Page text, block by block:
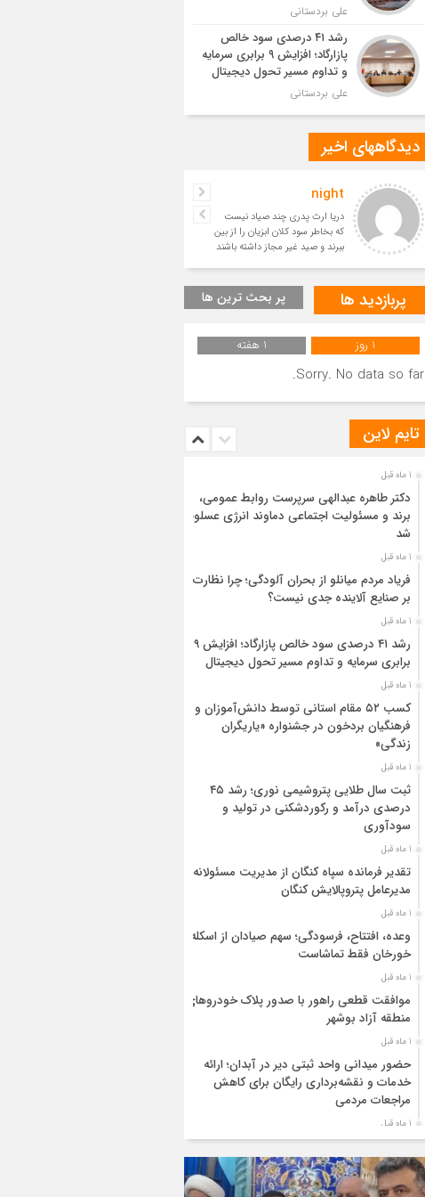
علی بردستانی
رشد ۴۱ درصدی سود خالص
پازارگاد؛ افزایش ۹ برابری سرمایه
و تداوم مسیر تحول دیجیتال
علی بردستانی
دیدگاههای اخیر
night
دریا ارث پدری چند صیاد نیست
که بخاطر سود کلان ابزیان را از بین
ببرند و صید غیر مجاز داشته باشند
پربازدید ها پر بحث ترین ها
1 روز 1 هفته
Sorry. No data so far.
تایم لاین
1 ماه قبل
دکتر طاهره عبدالهی سرپرست روابط عمومی،
برند و مسئولیت اجتماعی دماوند انرژی عسلویه
شد
1 ماه قبل
فریاد مردم میانلو از بحران آلودگی؛ چرا نظارت
بر صنایع آلاینده جدی نیست؟
1 ماه قبل
رشد ۴۱ درصدی سود خالص پازارگاد؛ افزایش ۹
برابری سرمایه و تداوم مسیر تحول دیجیتال
1 ماه قبل
کسب ۵۲ مقام استانی توسط دانش‌آموزان و
فرهنگیان بردخون در جشنواره «یاریگران
زندگی»
1 ماه قبل
ثبت سال طلایی پتروشیمی نوری؛ رشد ۴۵
درصدی درآمد و رکوردشکنی در تولید و
سودآوری
1 ماه قبل
تقدیر فرمانده سپاه کنگان از مدیریت مسئولانه
مدیرعامل پتروپالایش کنگان
1 ماه قبل
وعده، افتتاح، فرسودگی؛ سهم صیادان از اسکله
خورخان فقط تماشاست
1 ماه قبل
موافقت قطعی راهور با صدور پلاک خودروهای
منطقه آزاد بوشهر
1 ماه قبل
حضور میدانی واحد ثبتی دیر در آبدان؛ ارائه
خدمات و نقشه‌برداری رایگان برای کاهش
مراجعات مردمی
1 ماه قبل
بوشهر منصوب شد
1 ماه قبل